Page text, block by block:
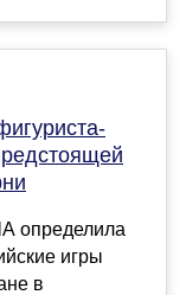
определила
игры
в